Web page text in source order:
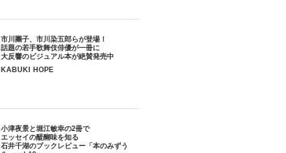
市川團子、市川染五郎らが登場！
話題の若手歌舞伎俳優が一冊に
大反響のビジュアル本が絶賛発売中
KABUKI HOPE
小津夜景と堀江敏幸の2冊で
エッセイの醍醐味を知る
石井千湖のブックレビュー「本のみずう